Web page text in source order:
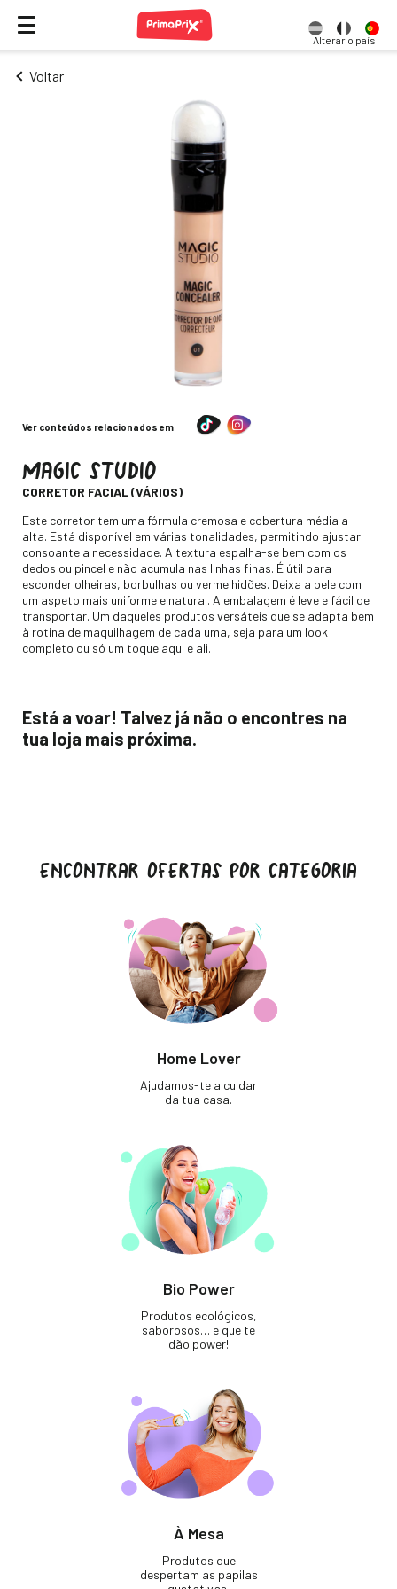
Alterar o país
Voltar
Ver conteúdos relacionados em
MAGIC STUDIO
CORRETOR FACIAL (VÁRIOS)
Descripción
Este corretor tem uma fórmula cremosa e cobertura média a
alta. Está disponível em várias tonalidades, permitindo ajustar
consoante a necessidade. A textura espalha-se bem com os
dedos ou pincel e não acumula nas linhas finas. É útil para
esconder olheiras, borbulhas ou vermelhidões. Deixa a pele com
um aspeto mais uniforme e natural. A embalagem é leve e fácil de
transportar. Um daqueles produtos versáteis que se adapta bem
à rotina de maquilhagem de cada uma, seja para um look
completo ou só um toque aqui e ali.
Está a voar! Talvez já não o encontres na
tua loja mais próxima.
ENCONTRAR OFERTAS POR CATEGORIA
Home Lover
Ajudamos-te a cuidar
da tua casa.
Bio Power
Produtos ecológicos,
saborosos… e que te
dão power!
À Mesa
Produtos que
despertam as papilas